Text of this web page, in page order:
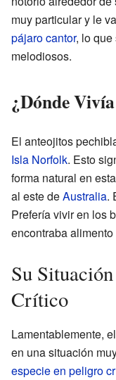
muy particular y le
pájaro cantor, lo
melodiosos.
¿Dónde
El anteojitos
Isla Norfolk. Esto
forma natural en
al este deAustralia.
Prefería vivir en los
encontraba alimento
Su
Crítico
Lamentablemente,
en una situación
especie en peligro